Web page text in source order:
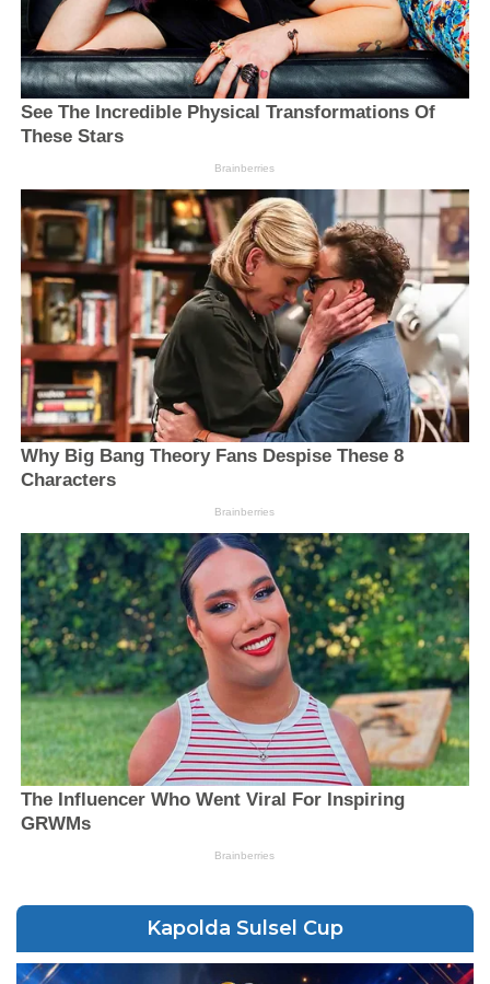
Kapolda Sulsel Cup